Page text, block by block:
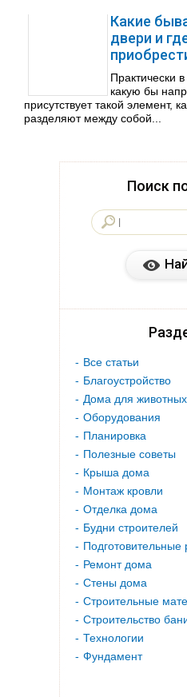
Какие
двери и
Практически
какую бы
присутствует такой элемент,
разделяют между собой...
Поиск
Все статьи
Благоустройство
Дома для животных
Оборудования
Планировка
Полезные советы
Крыша дома
Монтаж кровли
Отделка дома
Будни строителей
Подготовительные
Ремонт дома
Стены дома
Строительные
Строительство
Технологии
Фундамент